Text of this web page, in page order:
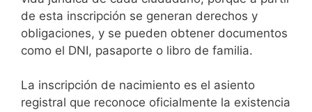
de esta inscripción se generan derechos y
obligaciones, y se pueden obtener documentos
como el DNI, pasaporte o libro de familia.
La inscripción de nacimiento es el asiento
registral que reconoce oficialmente la existencia